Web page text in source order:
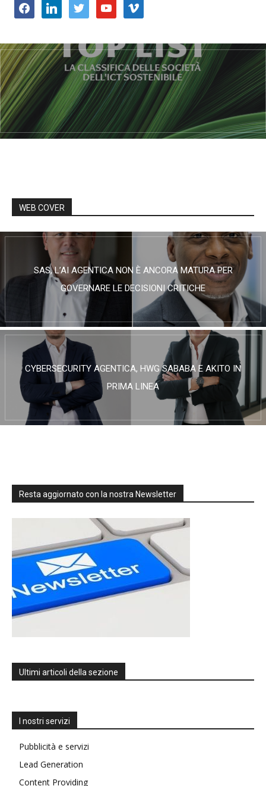
facebooklinkedin twitter youtube vimeo
WEB COVER
SAS, L’AI AGENTICA NON È ANCORA MATURA PER
GOVERNARE LE DECISIONI CRITICHE
CYBERSECURITY AGENTICA, HWG SABABA E AKITO IN
PRIMA LINEA
Resta aggiornato con la nostra Newsletter
Ultimi articoli della sezione
I nostri servizi
Pubblicità e servizi
Lead Generation
Content Providing